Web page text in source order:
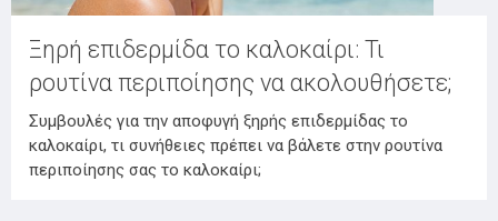
Ξηρή επιδερμίδα το καλοκαίρι: Τι
ρουτίνα περιποίησης να ακολουθήσετε;
Συμβουλές για την αποφυγή ξηρής επιδερμίδας το
καλοκαίρι, τι συνήθειες πρέπει να βάλετε στην ρουτίνα
περιποίησης σας το καλοκαίρι;